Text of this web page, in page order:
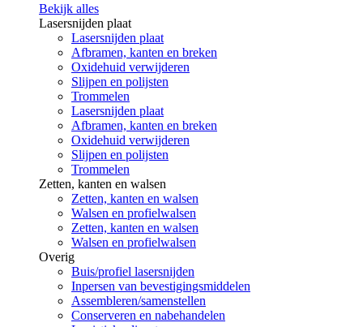
Bekijk alles
Lasersnijden plaat
Lasersnijden plaat
Afbramen, kanten en breken
Oxidehuid verwijderen
Slijpen en polijsten
Trommelen
Lasersnijden plaat
Afbramen, kanten en breken
Oxidehuid verwijderen
Slijpen en polijsten
Trommelen
Zetten, kanten en walsen
Zetten, kanten en walsen
Walsen en profielwalsen
Zetten, kanten en walsen
Walsen en profielwalsen
Overig
Buis/profiel lasersnijden
Inpersen van bevestigingsmiddelen
Assembleren/samenstellen
Conserveren en nabehandelen